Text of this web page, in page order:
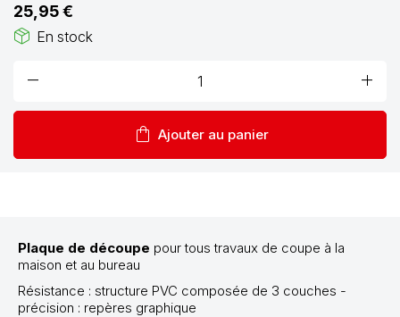
25,95 €
package_2 En stock
remove add
shopping_bag Ajouter au panier
Plaque de découpe pour tous travaux de coupe à la
maison et au bureau
Résistance : structure PVC composée de 3 couches -
précision : repères graphique